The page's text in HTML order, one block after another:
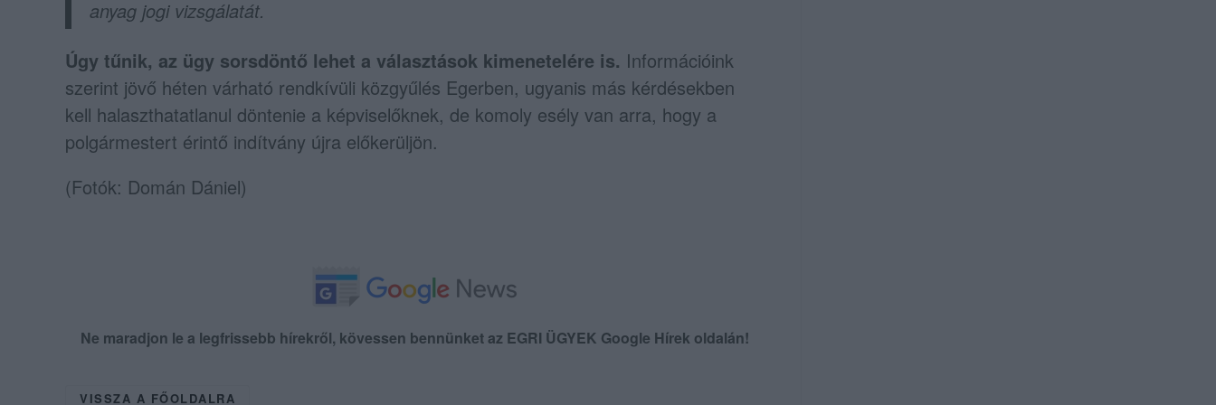
anyag jogi vizsgálatát.
Úgy tűnik, az ügy sorsdöntő lehet a választások kimenetelére is. Információink
szerint jövő héten várható rendkívüli közgyűlés Egerben, ugyanis más kérdésekben
kell halaszthatatlanul döntenie a képviselőknek, de komoly esély van arra, hogy a
polgármestert érintő indítvány újra előkerüljön.
(Fotók: Domán Dániel)
Ne maradjon le a legfrissebb hírekről, kövessen bennünket az EGRI ÜGYEK Google Hírek oldalán!
VISSZA A FŐOLDALRA